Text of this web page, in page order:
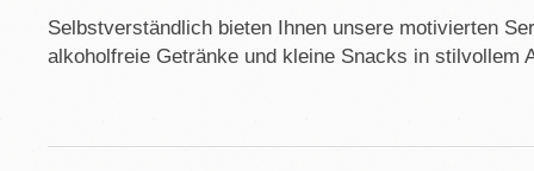
Selbstverständlich bieten Ihnen unsere motivierten
alkoholfreie Getränke und kleine Snacks in stilvollem